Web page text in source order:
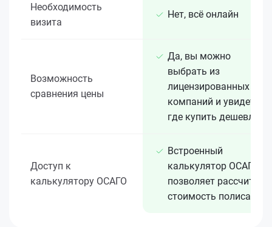
Необходимость
визита
Нет, всё онлайн
Возможность
сравнения цены
Да, вы можно
выбрать из
лицензированных 15+
компаний и увидеть,
где купить дешевле
Доступ к
калькулятору ОСАГО
Встроенный
калькулятор ОСАГО
позволяет рассчитать
стоимость полиса